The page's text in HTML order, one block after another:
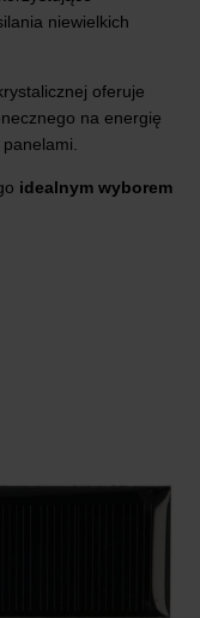
niewielkich
oferuje
na energię
idealnym wyborem